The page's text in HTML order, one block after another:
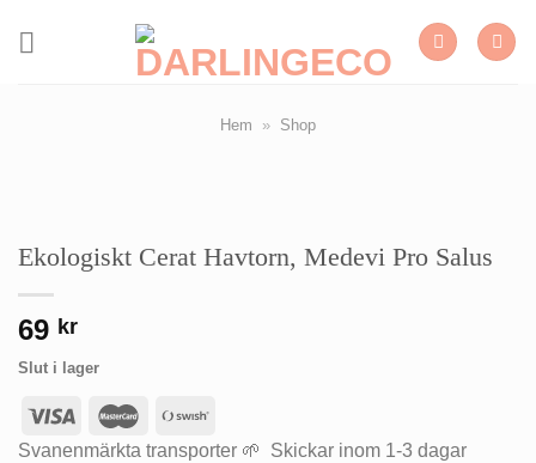
Hem » Shop
Ekologiskt Cerat Havtorn, Medevi Pro Salus
69 kr
Slut i lager
Svanenmärkta transporter 🌱 Skickar inom 1-3 dagar